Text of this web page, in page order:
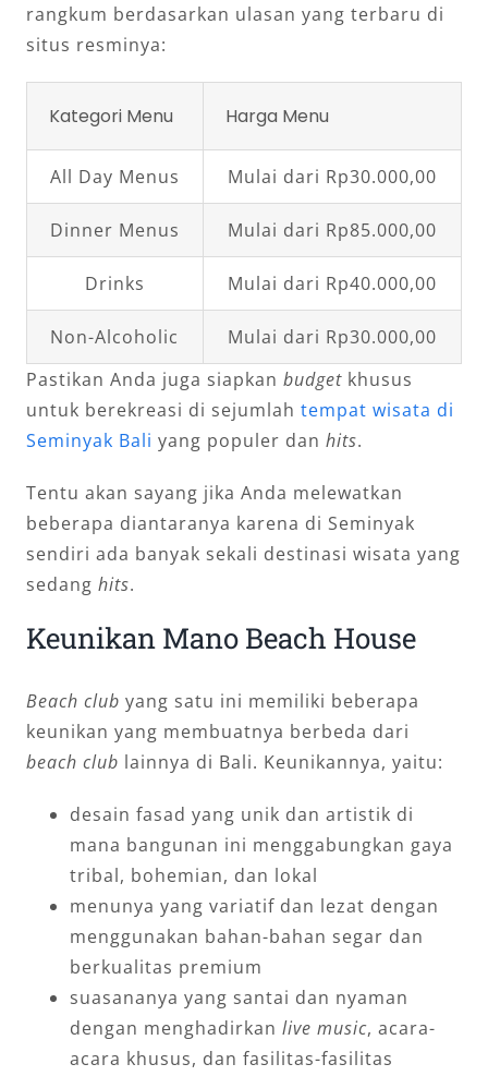
rangkum berdasarkan ulasan yang terbaru di
situs resminya:
Kategori Menu Harga Menu
All Day Menus Mulai dari Rp30.000,00
Dinner Menus Mulai dari Rp85.000,00
Drinks Mulai dari Rp40.000,00
Non-Alcoholic
Mulai dari Rp30.000,00
Pastikan Anda juga siapkan budgetkhusus
untuk berekreasi di sejumlah tempat wisata di
Seminyak Bali yang populer dan hits.
Tentu akan sayang jika Anda melewatkan
beberapa diantaranya karena di Seminyak
sendiri ada banyak sekali destinasi wisata yang
sedang hits.
Keunikan Mano Beach House
Beach club yang satu ini memiliki beberapa
keunikan yang membuatnya berbeda dari
beach club lainnya di Bali. Keunikannya, yaitu:
desain fasad yang unik dan artistik di
mana bangunan ini menggabungkan gaya
tribal, bohemian, dan lokal
menunya yang variatif dan lezat dengan
menggunakan bahan-bahan segar dan
berkualitas premium
suasananya yang santai dan nyaman
dengan menghadirkan live music, acara-
acara khusus, dan fasilitas-fasilitas